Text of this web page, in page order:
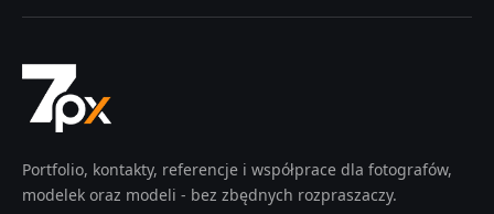
Portfolio, kontakty, referencje i współprace dla fotografów,
modelek oraz modeli - bez zbędnych rozpraszaczy.